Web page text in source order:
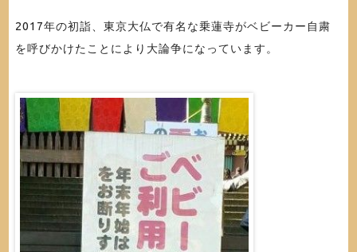
2017年の初詣、東京大仏で有名な乗蓮寺がベビーカー自粛
を呼びかけたことにより大論争になっています。